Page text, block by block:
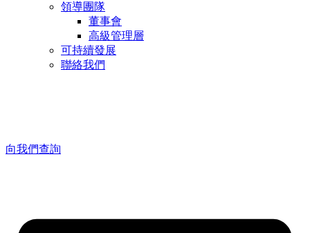
領導團隊
董事會
高級管理層
可持續發展
聯絡我們
向我們查詢